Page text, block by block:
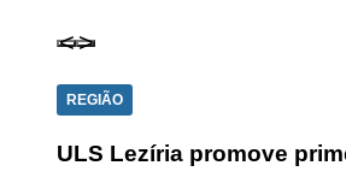
REGIÃO
ULS Lezíria promove